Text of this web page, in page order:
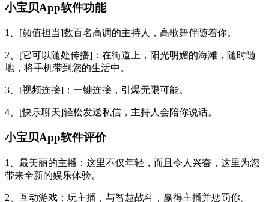
小宝贝App软件功能
1、[颜值担当]数百名高调的主持人，高歌舞伴随着你。
2、[它可以随处传播]：在街道上，阳光明媚的海滩，随时随
地，将手机带到您的生活中。
3、[视频连接]：一键连接，引爆无限可能。
4、[快乐聊天]轻松发送私信，主持人会陪你说话。
小宝贝App软件评价
1、最美丽的主播：这里不仅年轻，而且令人兴奋，这里为您
带来全新的娱乐体验。
2、互动游戏：玩主播，与智慧战斗，赢得主播并惩罚你。